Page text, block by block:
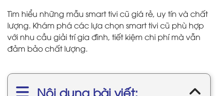
Tìm hiểu những mẫu smart tivi cũ giá rẻ, uy tín và chất
lượng. Khám phá các lựa chọn smart tivi cũ phù hợp
với nhu cầu giải trí gia đình, tiết kiệm chi phí mà vẫn
đảm bảo chất lượng.
Nội dung bài viết: